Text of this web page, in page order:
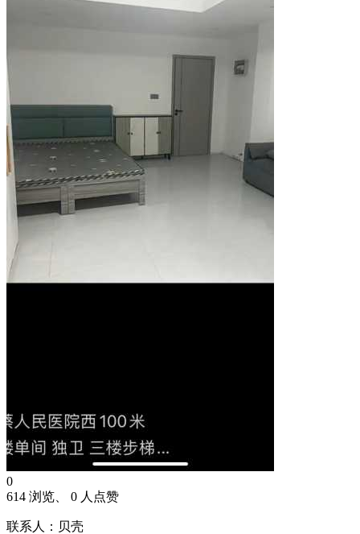
0
614 浏览、 0 人点赞
联系人：贝壳